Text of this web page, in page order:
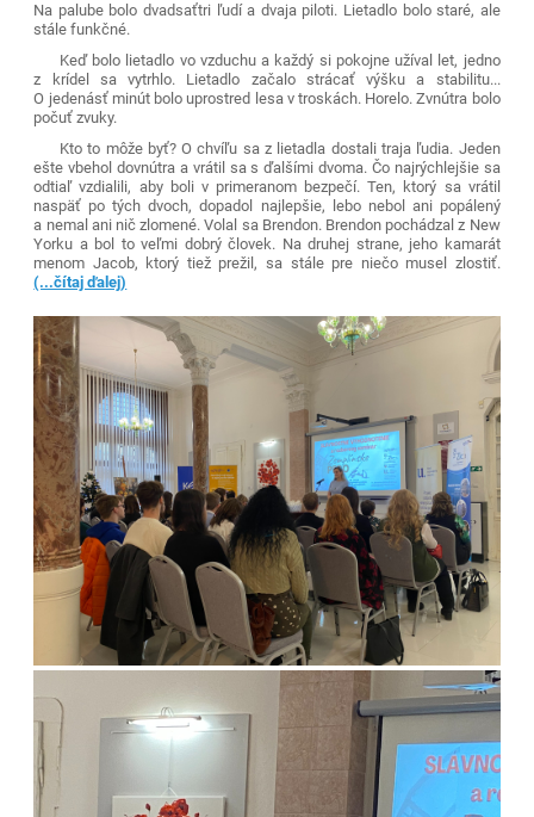
Na palube bolo dvadsaťtri ľudí a dvaja piloti. Lietadlo bolo staré, ale
stále funkčné.
Keď bolo lietadlo vo vzduchu a každý si pokojne užíval let, jedno
z krídel sa vytrhlo. Lietadlo začalo strácať výšku a stabilitu...
O jedenásť minút bolo uprostred lesa v troskách. Horelo. Zvnútra bolo
počuť zvuky.
Kto to môže byť? O chvíľu sa z lietadla dostali traja ľudia. Jeden
ešte vbehol dovnútra a vrátil sa s ďalšími dvoma. Čo najrýchlejšie sa
odtiaľ vzdialili, aby boli v primeranom bezpečí. Ten, ktorý sa vrátil
naspäť po tých dvoch, dopadol najlepšie, lebo nebol ani popálený
a nemal ani nič zlomené. Volal sa Brendon. Brendon pochádzal z New
Yorku a bol to veľmi dobrý človek. Na druhej strane, jeho kamarát
menom Jacob, ktorý tiež prežil, sa stále pre niečo musel zlostiť.
(...čítaj ďalej)